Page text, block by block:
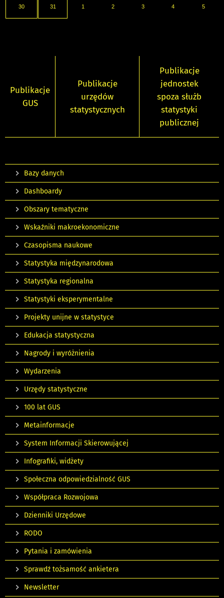
30 31 1 2 3 4 5
Publikacje
GUS
Publikacje
urzędów
statystycznych
Publikacje
jednostek
spoza służb
statystyki
publicznej
Bazy danych
Dashboardy
Obszary tematyczne
Wskaźniki makroekonomiczne
Czasopisma naukowe
Statystyka międzynarodowa
Statystyka regionalna
Statystyki eksperymentalne
Projekty unijne w statystyce
Edukacja statystyczna
Nagrody i wyróżnienia
Wydarzenia
Urzędy statystyczne
100 lat GUS
Metainformacje
System Informacji Skierowującej
Infografiki, widżety
Społeczna odpowiedzialność GUS
Współpraca Rozwojowa
Dzienniki Urzędowe
RODO
Pytania i zamówienia
Sprawdź tożsamość ankietera
Newsletter